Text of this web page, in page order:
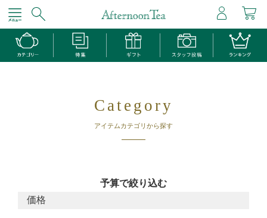
Category
アイテムカテゴリから探す
予算で絞り込む
価格